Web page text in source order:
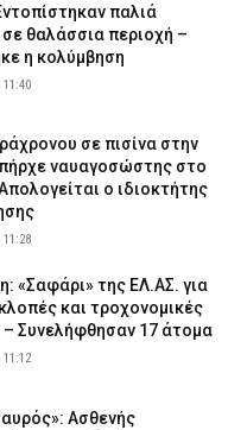
παλιά
θαλάσσια περιοχή –
η κολύμβηση
σε πισίνα στην
ναυαγοσώστης στο
ο ιδιοκτήτης
«Σαφάρι» της ΕΛ.ΑΣ. για
και τροχονομικές
Συνελήφθησαν 17 άτομα
11:12
Ασθενής